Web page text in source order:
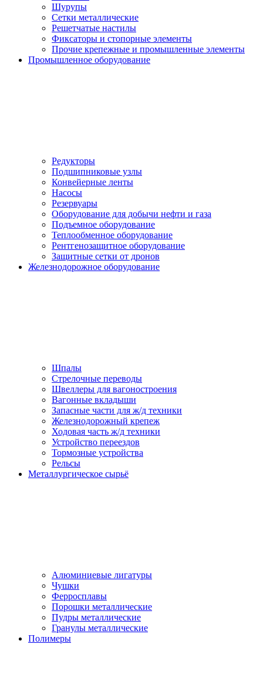
Шурупы
Сетки металлические
Решетчатые настилы
Фиксаторы и стопорные элементы
Прочие крепежные и промышленные элементы
Промышленное оборудование
Редукторы
Подшипниковые узлы
Конвейерные ленты
Насосы
Резервуары
Оборудование для добычи нефти и газа
Подъемное оборудование
Теплообменное оборудование
Рентгенозащитное оборудование
Защитные сетки от дронов
Железнодорожное оборудование
Шпалы
Стрелочные переводы
Швеллеры для вагоностроения
Вагонные вкладыши
Запасные части для ж/д техники
Железнодорожный крепеж
Ходовая часть ж/д техники
Устройство переездов
Тормозные устройства
Рельсы
Металлургическое сырьё
Алюминиевые лигатуры
Чушки
Ферросплавы
Порошки металлические
Пудры металлические
Гранулы металлические
Полимеры